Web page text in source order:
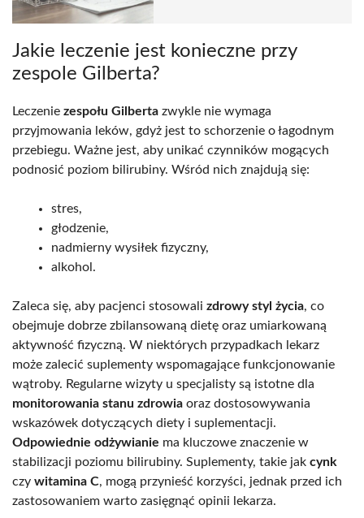
Jakie leczenie jest konieczne przy
zespole Gilberta?
Leczenie zespołu Gilberta zwykle nie wymaga
przyjmowania leków, gdyż jest to schorzenie o łagodnym
przebiegu. Ważne jest, aby unikać czynników mogących
podnosić poziom bilirubiny. Wśród nich znajdują się:
stres,
głodzenie,
nadmierny wysiłek fizyczny,
alkohol.
Zaleca się, aby pacjenci stosowali zdrowy styl życia, co
obejmuje dobrze zbilansowaną dietę oraz umiarkowaną
aktywność fizyczną. W niektórych przypadkach lekarz
może zalecić suplementy wspomagające funkcjonowanie
wątroby. Regularne wizyty u specjalisty są istotne dla
monitorowania stanu zdrowia oraz dostosowywania
wskazówek dotyczących diety i suplementacji.
Odpowiednie odżywianie ma kluczowe znaczenie w
stabilizacji poziomu bilirubiny. Suplementy, takie jak cynk
czy witamina C, mogą przynieść korzyści, jednak przed ich
zastosowaniem warto zasięgnąć opinii lekarza.